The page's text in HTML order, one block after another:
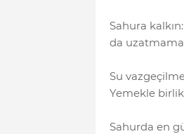
Sahura
da
Su
Yemekle
Sahurda en